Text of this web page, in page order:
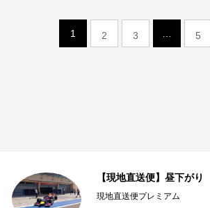
1 2 3 5
【現地直送便】昼下がり
現地直送便プレミアム